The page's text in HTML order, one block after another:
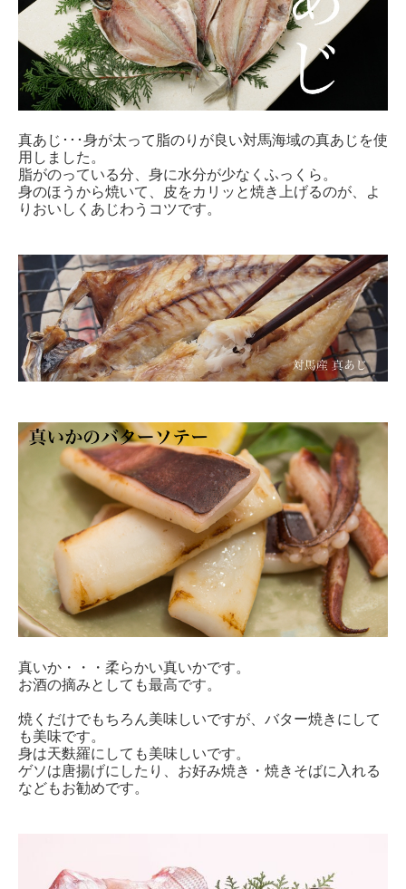
真あじ･･･身が太って脂のりが良い対馬海域の真あじを使
用しました。
脂がのっている分、身に水分が少なくふっくら。
身のほうから焼いて、皮をカリッと焼き上げるのが、よ
りおいしくあじわうコツです。
真いか・・・柔らかい真いかです。
お酒の摘みとしても最高です。
焼くだけでもちろん美味しいですが、バター焼きにして
も美味です。
身は天麩羅にしても美味しいです。
ゲソは唐揚げにしたり、お好み焼き・焼きそばに入れる
などもお勧めです。